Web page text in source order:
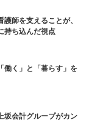
護師を支えることが、
持ち込んだ視点
働く」と「暮らす」を
坂会計グループがカン